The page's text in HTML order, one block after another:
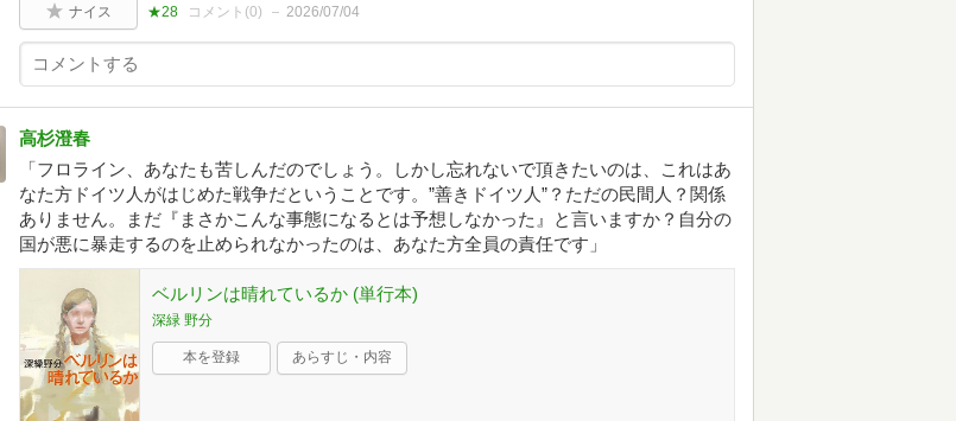
ナイス ★28 コメント(0) 2026/07/04
高杉澄春
「フロライン、あなたも苦しんだのでしょう。しかし忘れないで頂きたいのは、これはあ
なた方ドイツ人がはじめた戦争だということです。”善きドイツ人”？ただの民間人？関係
ありません。まだ『まさかこんな事態になるとは予想しなかった』と言いますか？自分の
国が悪に暴走するのを止められなかったのは、あなた方全員の責任です」
ベルリンは晴れているか (単行本)
深緑 野分
本を登録 あらすじ・内容